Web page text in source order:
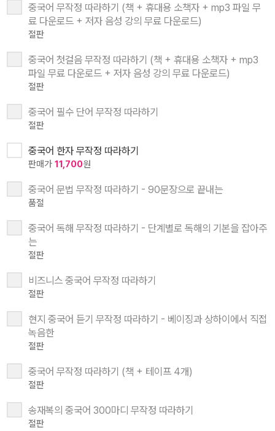
중국어 무작정 따라하기 (책 + 휴대용 소책자 + mp3 파일 무
료 다운로드 + 저자 음성 강의 무료 다운로드)
절판
중국어 첫걸음 무작정 따라하기 (책 + 휴대용 소책자 + mp3
파일 무료 다운로드 + 저자 음성 강의 무료 다운로드)
절판
중국어 필수 단어 무작정 따라하기
절판
중국어 한자 무작정 따라하기
판매가 11,700원
중국어 문법 무작정 따라하기 - 90문장으로 끝내는
품절
중국어 독해 무작정 따라하기 - 단계별로 독해의 기본을 잡아주
는
절판
비즈니스 중국어 무작정 따라하기
절판
현지 중국어 듣기 무작정 따라하기 - 베이징과 상하이에서 직접
녹음한
절판
중국어 무작정 따라하기 (책 + 테이프 4개)
절판
송재복의 중국어 300마디 무작정 따라하기
절판